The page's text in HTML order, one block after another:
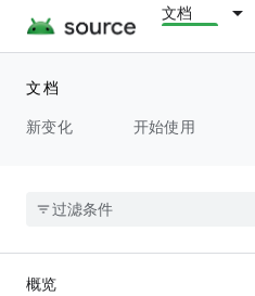
文档
文档
新变化
开始使用
概览